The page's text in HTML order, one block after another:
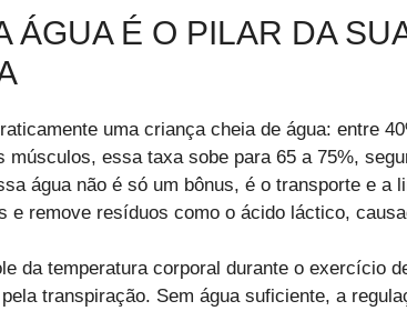
ÁGUA É O PILAR DA
uma criança cheia de água: entre
músculos, essa taxa sobe para 65 a 75%,
água não é só um bônus, é o transporte e
e remove resíduos como o ácido láctico,
da temperatura corporal durante o exercício
transpiração. Sem água suficiente, a